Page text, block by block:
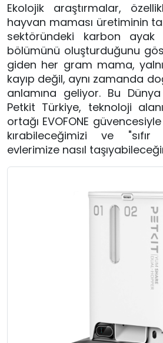
Ekolojik araştırmalar,
hayvan maması üretiminin
sektöründeki karbon
bölümünü oluşturduğunu
giden her gram mama,
kayıp değil, aynı zamanda
anlamına geliyor. Bu
Petkit Türkiye, teknoloji
ortağı EVOFONE
kırabileceğimizi ve
evlerimize nasıl